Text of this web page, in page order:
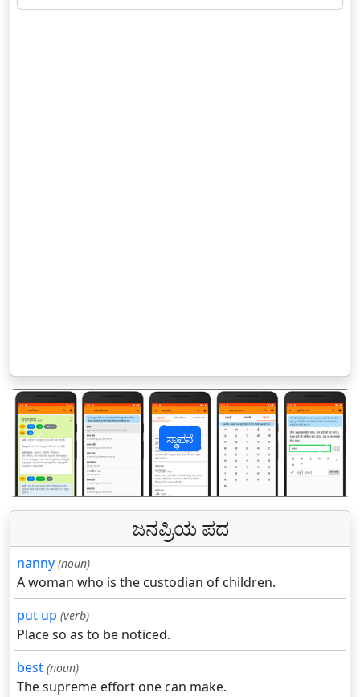
ಸ್ಥಾಪನೆ
पिछला
ಜನಪ್ರಿಯ ಪದ
nanny (noun)
A woman who is the custodian of children.
put up (verb)
Place so as to be noticed.
best (noun)
The supreme effort one can make.